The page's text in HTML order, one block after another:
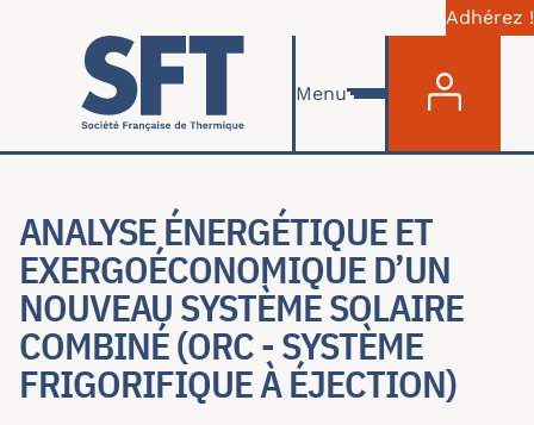
Skip to main content
Adhérez !
Menu
ANALYSE ÉNERGÉTIQUE ET
EXERGOÉCONOMIQUE D’UN
NOUVEAU SYSTÈME SOLAIRE
COMBINÉ (ORC - SYSTÈME
FRIGORIFIQUE À ÉJECTION)